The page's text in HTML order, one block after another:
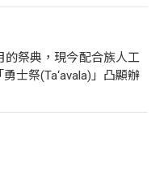
祭典，現今配合族人工
士祭(Ta‘avala)」凸顯辦